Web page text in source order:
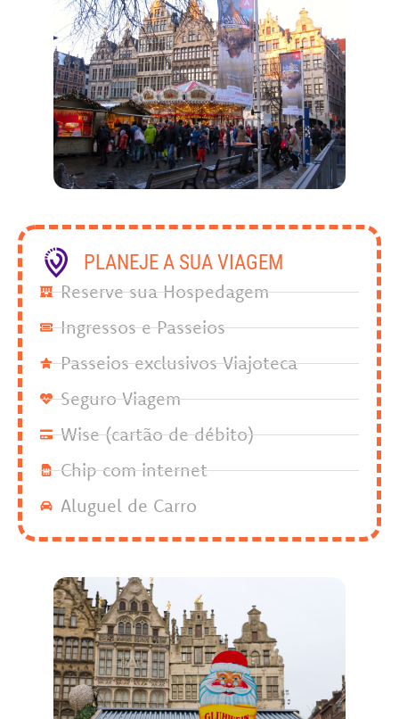
PLANEJE A SUA VIAGEM
Reserve sua Hospedagem
Ingressos e Passeios
Passeios exclusivos Viajoteca
Seguro Viagem
Wise (cartão de débito)
Chip com internet
Aluguel de Carro